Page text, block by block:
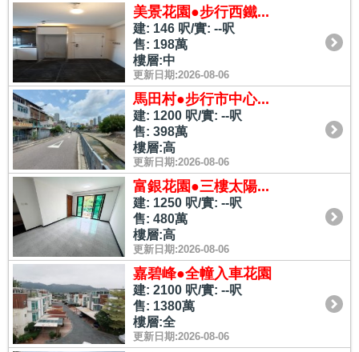
美景花園●步行西鐵...
建: 146 呎/實: --呎
售: 198萬
樓層:中
更新日期:2026-08-06
馬田村●步行市中心...
建: 1200 呎/實: --呎
售: 398萬
樓層:高
更新日期:2026-08-06
富銀花園●三樓太陽...
建: 1250 呎/實: --呎
售: 480萬
樓層:高
更新日期:2026-08-06
嘉碧峰●全幢入車花園
建: 2100 呎/實: --呎
售: 1380萬
樓層:全
更新日期:2026-08-06